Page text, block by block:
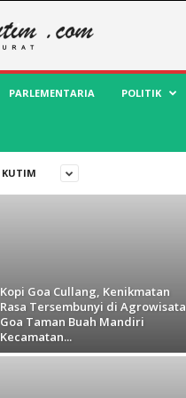
PARLEMENTARIA POLITIK
KUTIM
Kopi Goa Cullang, Kenikmatan
Rasa Tersembunyi di Agrowisata
Goa Taman Buah Mandiri
Kecamatan...